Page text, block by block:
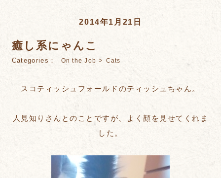
2014年1月21日
癒し系にゃんこ
Categories： On the Job > Cats
スコティッシュフォールドのティッシュちゃん。
人見知りさんとのことですが、よく顔を見せてくれま
した。